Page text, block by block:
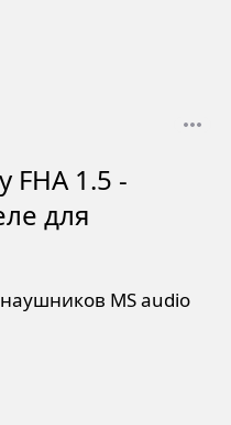
FHA 1.5 -
для
MS audio